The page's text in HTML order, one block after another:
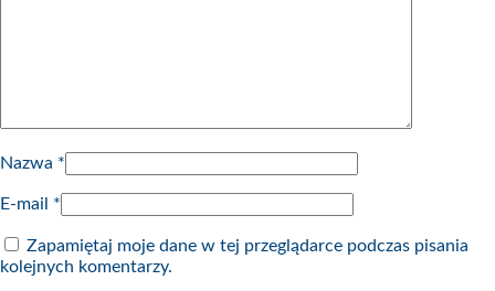
Nazwa *
E-mail *
Zapamiętaj moje dane w tej przeglądarce podczas pisania
kolejnych komentarzy.